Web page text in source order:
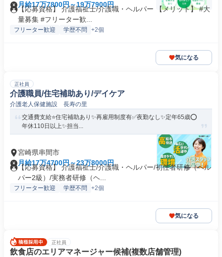
月給17万7800円～19万7900円
【応募資格】 介護福祉士/介護職・ヘルパー 【メリット】 #大
量募集 #フリーター歓...
フリーター歓迎 学歴不問 +2個
気になる
正社員
介護職員/住宅補助あり/デイケア
介護老人保健施設 長寿の里
交通費支給⭐️住宅補助あり✨再雇用制度有✅️夜勤なし✨定年65歳⭕️
年休110日以上✨担当...
宮崎県串間市
月給17万4700円～23万8000円
【応募資格】 介護福祉士/介護職・ヘルパー/初任者研修（ヘル
パー2級）/実務者研修（ヘ...
フリーター歓迎 学歴不問 +2個
気になる
正社員
飲食店のエリアマネージャー候補(複数店舗管理)